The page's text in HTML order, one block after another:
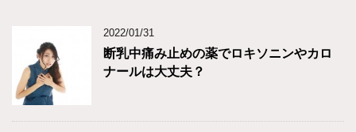
2022/01/31
断乳中痛み止めの薬でロキソニンやカロ
ナールは大丈夫？